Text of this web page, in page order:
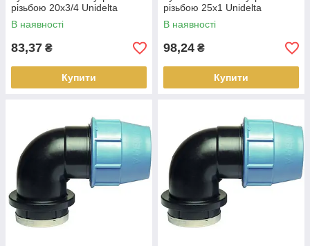
різьбою 20х3/4 Unidelta
В наявності
83,37 ₴
Купити
різьбою 25х1 Unidelta
В наявності
98,24 ₴
Купити